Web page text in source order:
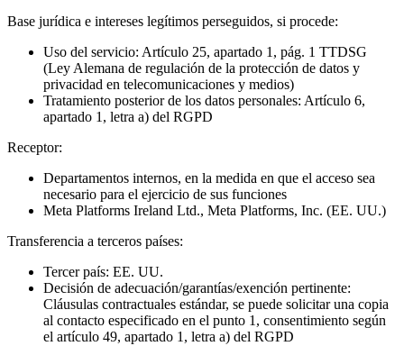
Base jurídica e intereses legítimos perseguidos, si procede:
Uso del servicio: Artículo 25, apartado 1, pág. 1 TTDSG
(Ley Alemana de regulación de la protección de datos y
privacidad en telecomunicaciones y medios)
Tratamiento posterior de los datos personales: Artículo 6,
apartado 1, letra a) del RGPD
Receptor:
Departamentos internos, en la medida en que el acceso sea
necesario para el ejercicio de sus funciones
Meta Platforms Ireland Ltd., Meta Platforms, Inc. (EE. UU.)
Transferencia a terceros países:
Tercer país: EE. UU.
Decisión de adecuación/garantías/exención pertinente:
Cláusulas contractuales estándar, se puede solicitar una copia
al contacto especificado en el punto 1, consentimiento según
el artículo 49, apartado 1, letra a) del RGPD